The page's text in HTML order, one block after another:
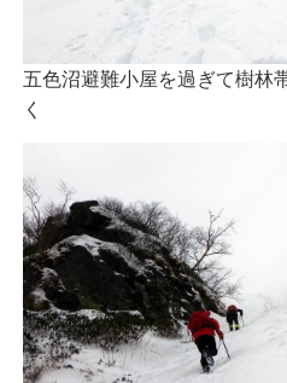
五色沼避難小屋を過ぎて樹林
く